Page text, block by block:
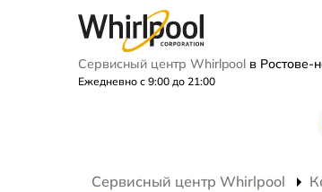
Сервисный центр Whirlpool в Ростове-
Ежедневно с 9:00 до 21:00
Сервисный центр Whirlpool